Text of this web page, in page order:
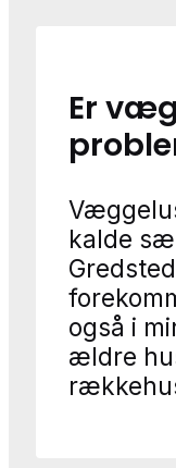
Er
kalde
også i
ældre